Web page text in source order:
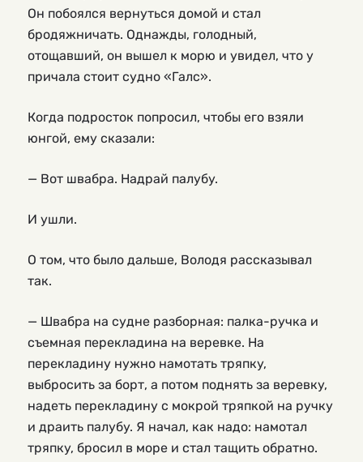
Он побоялся вернуться домой и стал
бродяжничать. Однажды, голодный,
отощавший, он вышел к морю и увидел, что у
причала стоит судно «Галс».
Когда подросток попросил, чтобы его взяли
юнгой, ему сказали:
— Вот швабра. Надрай палубу.
И ушли.
О том, что было дальше, Володя рассказывал
так.
— Швабра на судне разборная: палка-ручка и
съемная перекладина на веревке. На
перекладину нужно намотать тряпку,
выбросить за борт, а потом поднять за веревку,
надеть перекладину с мокрой тряпкой на ручку
и драить палубу. Я начал, как надо: намотал
тряпку, бросил в море и стал тащить обратно.